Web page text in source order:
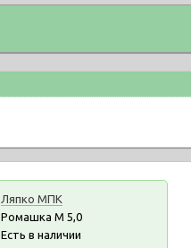
Ляпко МПК
Ромашка М 5,0
Есть в наличии